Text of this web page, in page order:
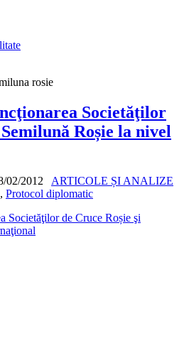
rosie
Societăţilor
Roșie la nivel
02/2012
ARTICOLE ȘI ANALIZE
, Protocol diplomatic